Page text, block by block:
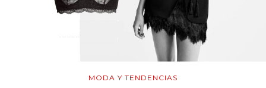
MODA Y TENDENCIAS